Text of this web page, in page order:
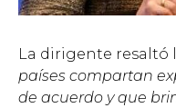
La dirigente resaltó
países compartan
de acuerdo y que